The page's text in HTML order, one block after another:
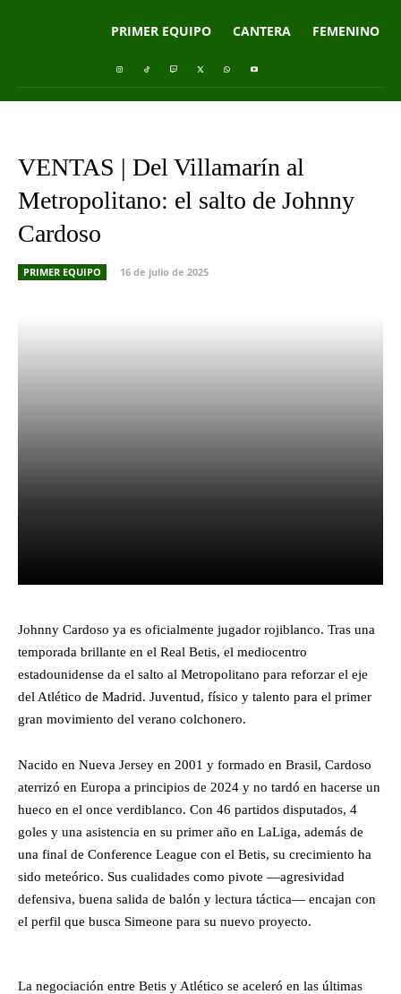
PRIMER EQUIPO CANTERA FEMENINO
VENTAS | Del Villamarín al
Metropolitano: el salto de Johnny
Cardoso
PRIMER EQUIPO 16 de julio de 2025
Johnny Cardoso ya es oficialmente jugador rojiblanco. Tras una
temporada brillante en el Real Betis, el mediocentro
estadounidense da el salto al Metropolitano para reforzar el eje
del Atlético de Madrid. Juventud, físico y talento para el primer
gran movimiento del verano colchonero.
Nacido en Nueva Jersey en 2001 y formado en Brasil, Cardoso
aterrizó en Europa a principios de 2024 y no tardó en hacerse un
hueco en el once verdiblanco. Con 46 partidos disputados, 4
goles y una asistencia en su primer año en LaLiga, además de
una final de Conference League con el Betis, su crecimiento ha
sido meteórico. Sus cualidades como pivote —agresividad
defensiva, buena salida de balón y lectura táctica— encajan con
el perfil que busca Simeone para su nuevo proyecto.
La negociación entre Betis y Atlético se aceleró en las últimas